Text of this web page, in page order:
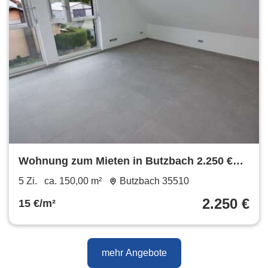
Wohnung zum Mieten in Butzbach 2.250 €
150 m²
5 Zi. ca. 150,00 m² Butzbach 35510
15 €/m² 2.250 €
mehr Angebote